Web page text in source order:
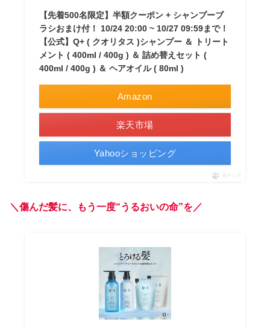
【先着500名限定】半額クーポン + シャンプーブ
ラシおまけ付！ 10/24 20:00 ~ 10/27 09:59まで！
【公式】Q+ ( クオリタス )シャンプー ＆ トリート
メント ( 400ml / 400g ) ＆ 詰め替えセット (
400ml / 400g ) ＆ ヘアオイル ( 80ml )
Amazon
楽天市場
Yahooショッピング
ポチップ
＼傷んだ髪に、もう一度“うるおいの命”を／